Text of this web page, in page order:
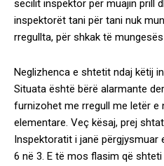
secilit inspektor për muajin prill
inspektorët tani për tani nuk
rregullta, për shkak të
Neglizhenca e shtetit ndaj këtij
Situata është bërë alarmante
furnizohet me rregull me letër e
elementare. Veç kësaj, prej
Inspektoratit i janë përgjysmuar
6 në 3. E të mos flasim që